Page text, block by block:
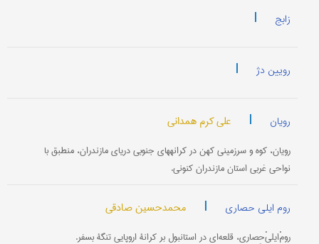
زابج |
رویین دژ |
رویان | علی کرم همدانی
رویان، کوه و سرزمینی کهن در کرانه‏های جنوبی دریای مازندران، منطبق با
نواحی غربی استان مازندران کنونی.
روم ایلی حصاری | محمدحسین صادقی
رومْ‌ایلیْ‌حِصاری، قلعه‌ای در استانبول بر کرانۀ اروپایی تنگۀ بسفر.